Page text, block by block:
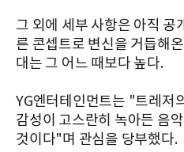
그 외에 세부 사항은 아직 공
른 콘셉트로 변신을 거듭해
대는 그 어느 때보다 높다.
YG엔터테인먼트는 "트레저
감성이 고스란히 녹아든 음
것이다"며 관심을 당부했다.